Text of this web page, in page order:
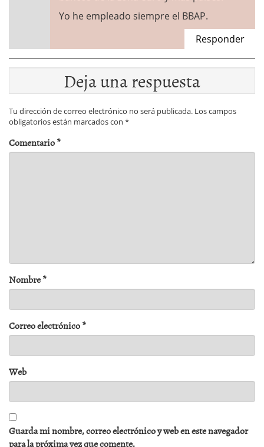
Yo he empleado siempre el BBAP.
Responder
Deja una respuesta
Tu dirección de correo electrónico no será publicada. Los campos
obligatorios están marcados con *
Comentario*
Nombre*
Correo electrónico*
Web
Guarda mi nombre, correo electrónico y web en este navegador
para la próxima vez que comente.